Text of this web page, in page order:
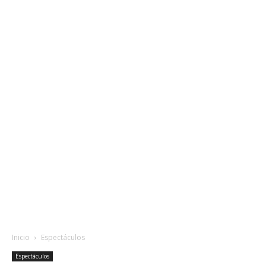
Inicio Espectáculos
Espectáculos